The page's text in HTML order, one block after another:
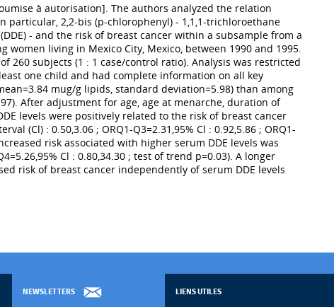
à autorisation]. The authors analyzed the relation
2,2-bis (p-chlorophenyl) - 1,1,1-trichloroethane
- and the risk of breast cancer within a subsample from a
living in Mexico City, Mexico, between 1990 and 1995.
260 subjects (1 : 1 case/control ratio). Analysis was restricted
one child and had complete information on all key
mug/g lipids, standard deviation=5.98) than among
After adjustment for age, age at menarche, duration of
levels were positively related to the risk of breast cancer
(Cl) : 0.50,3.06 ; ORQ1-Q3=2.31,95% Cl : 0.92,5.86 ; ORQ1-
risk associated with higher serum DDE levels was
Cl : 0.80,34.30 ; test of trend p=0.03). A longer
risk of breast cancer independently of serum DDE levels
NEWSLETTERS LIENS UTILES